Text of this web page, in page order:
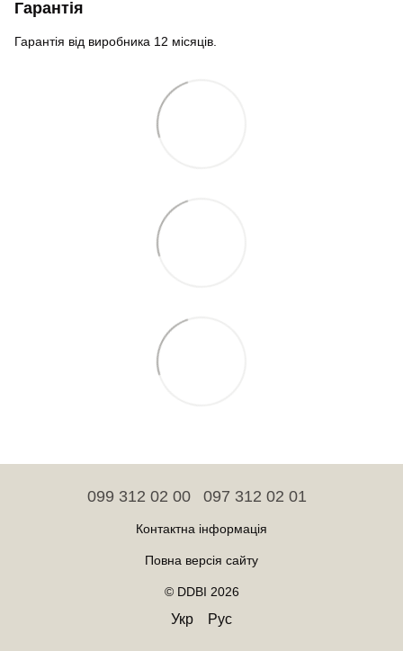
Гарантія
Гарантія від виробника 12 місяців.
099 312 02 00 097 312 02 01
Контактна інформація
Повна версія сайту
© DDBI 2026
Укр Рус